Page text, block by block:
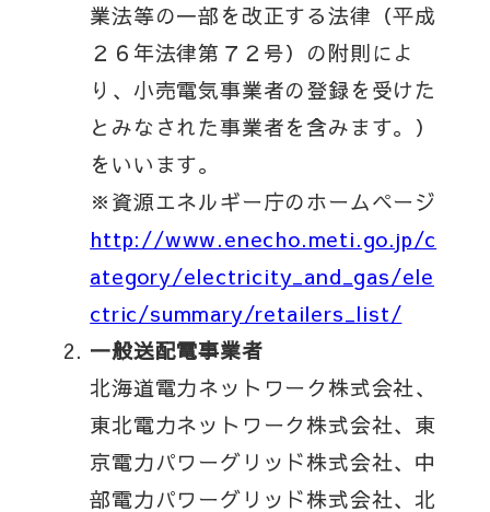
業法等の一部を改正する法律（平成
２６年法律第７２号）の附則によ
り、小売電気事業者の登録を受けた
とみなされた事業者を含みます。）
をいいます。
※資源エネルギー庁のホームページ
http://www.enecho.meti.go.jp/c
ategory/electricity_and_gas/ele
ctric/summary/retailers_list/
一般送配電事業者
北海道電力ネットワーク株式会社、
東北電力ネットワーク株式会社、東
京電力パワーグリッド株式会社、中
部電力パワーグリッド株式会社、北